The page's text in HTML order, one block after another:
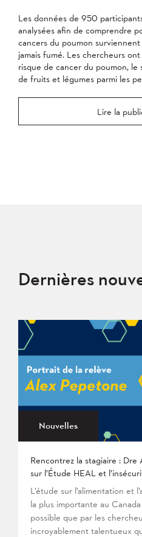
Les données de 950
analysées afin de comprendre
cancers du poumon
jamais fumé. Les chercheurs
risque de cancer du poumon, le
de fruits et légumes parmi les
Lire la
Dernières
Nouvelles
Rencontrez la stagiaire : Dre
sur l’Étude HEAL et
L’étude sur l’alimentation et
la plus importante au
possible que par les
incroyablement talentueux